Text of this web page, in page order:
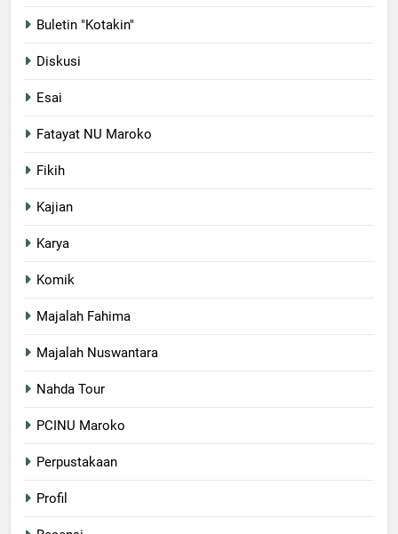
Buletin "Kotakin"
Diskusi
Esai
Fatayat NU Maroko
Fikih
Kajian
Karya
Komik
Majalah Fahima
Majalah Nuswantara
Nahda Tour
PCINU Maroko
Perpustakaan
Profil